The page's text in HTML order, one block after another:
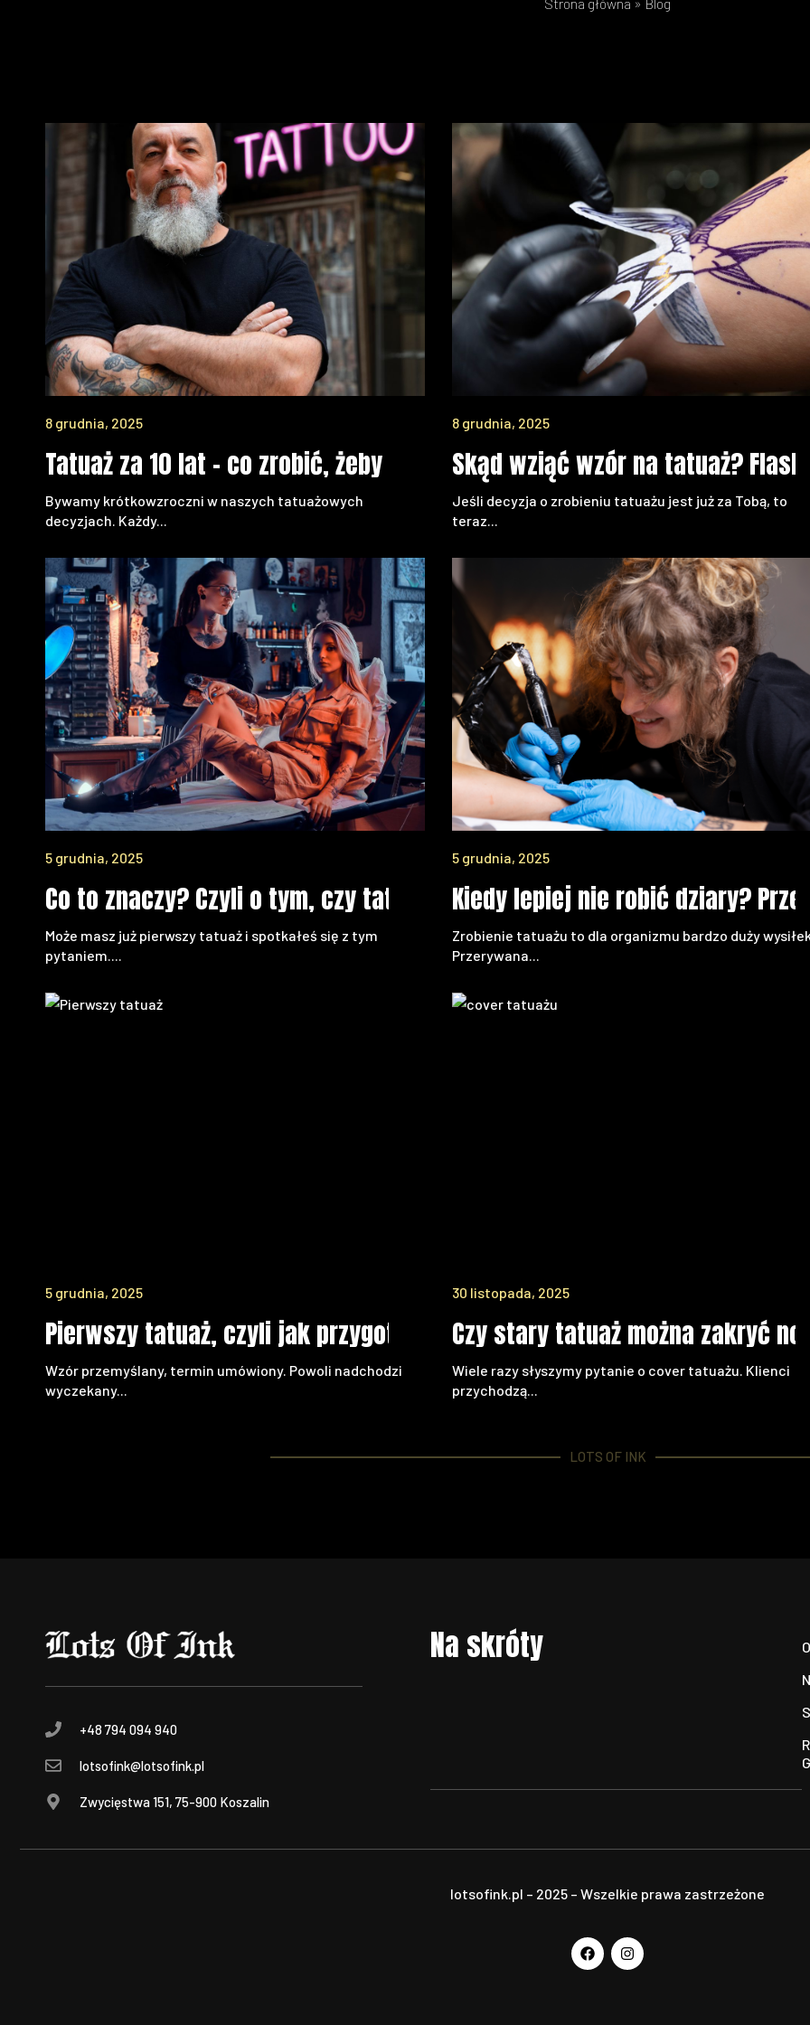
8 grudnia, 2025
Tatuaż za 10 lat – co zrobić, żeby nie żałować!
Bywamy krótkowzroczni w naszych tatuażowych
decyzjach. Każdy...
8 grudnia, 2025
Skąd wziąć wzór na tatuaż?
Jeśli decyzja o zrobieniu tatuażu jest już za Tobą, to
teraz...
5 grudnia, 2025
Co to znaczy? Czyli o tym, czy tatuaż musi mieć znaczenie
Może masz już pierwszy tatuaż i spotkałeś się z tym
pytaniem....
5 grudnia, 2025
Kiedy lepiej nie robić dziary?
Zrobienie tatuażu to dla organizmu bardzo duży
Przerywana...
5 grudnia, 2025
Pierwszy tatuaż, czyli jak przygotować się do sesji tatuażu?
Wzór przemyślany, termin umówiony. Powoli nadchodzi
wyczekany...
30 listopada, 2025
Czy stary tatuaż można zakryć
Wiele razy słyszymy pytanie o cover tatuażu. Klienci
przychodzą...
LOTS OF INK
+48 794 094 940
lotsofink@lotsofink.pl
Zwycięstwa 151, 75-900 Koszalin
Na skróty
lotsofink.pl – 2025 – Wszelkie prawa zastrzeżone